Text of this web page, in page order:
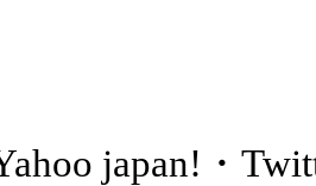
japan!・